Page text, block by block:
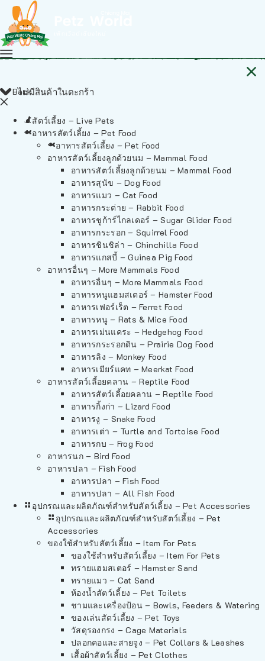
ไม่มีสินค้าในตะกร้า
Back
สัตว์เลี้ยง – Live Pets
อาหารสัตว์เลี้ยง – Pet Food
อาหารสัตว์เลี้ยง – Pet Food
อาหารสัตว์เลี้ยงลูกด้วยนม – Mammal Food
อาหารสัตว์เลี้ยงลูกด้วยนม – Mammal Food
อาหารสุนัข – Dog Food
อาหารแมว – Cat Food
อาหารกระต่าย – Rabbit Food
อาหารชูก้าร์ไกลเดอร์ – Sugar Glider Food
อาหารกระรอก – Squirrel Food
อาหารชินชิล่า – Chinchilla Food
อาหารแกสบี้ – Guinea Pig Food
อาหารอื่นๆ – More Mammals Food
อาหารอื่นๆ – More Mammals Food
อาหารหนูแฮมสเตอร์ – Hamster Food
อาหารเฟอร์เร็ต – Ferret Food
อาหารหนู – Rats & Mice Food
อาหารเม่นแคระ – Hedgehog Food
อาหารกระรอกดิน – Prairie Dog Food
อาหารลิง – Monkey Food
อาหารเมียร์แคท – Meerkat Food
อาหารสัตว์เลี้อยคลาน – Reptile Food
อาหารสัตว์เลี้อยคลาน – Reptile Food
อาหารกิ้งก่า – Lizard Food
อาหารงู – Snake Food
อาหารเต่า – Turtle and Tortoise Food
อาหารกบ – Frog Food
อาหารนก – Bird Food
อาหารปลา – Fish Food
อาหารปลา – Fish Food
อาหารปลา – All Fish Food
อุปกรณและผลิตภัณฑ์สำหรับสัตว์เลี้ยง – Pet Accessories
อุปกรณและผลิตภัณฑ์สำหรับสัตว์เลี้ยง – Pet
Accessories
ของใช้สำหรับสัตว์เลี้ยง – Item For Pets
ของใช้สำหรับสัตว์เลี้ยง – Item For Pets
ทรายแฮมสเตอร์ – Hamster Sand
ทรายแมว – Cat Sand
ห้องน้ำสัตว์เลี้ยง – Pet Toilets
ชามและเครื่องป้อน – Bowls, Feeders & Watering
ของเล่นสัตว์เลี้ยง – Pet Toys
วัสดุรองกรง – Cage Materials
ปลอกคอและสายจูง – Pet Collars & Leashes
เสื้อผ้าสัตว์เลี้ยง – Pet Clothes